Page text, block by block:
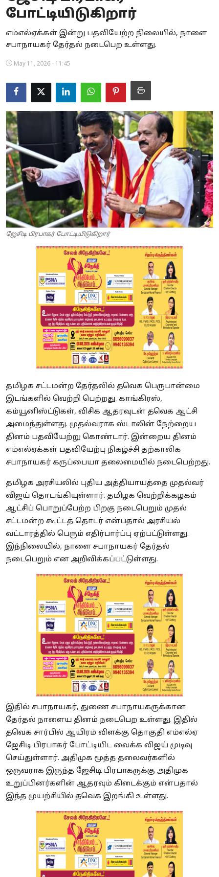
Business
Crime
Tamilnadu
World
Astrology
Spirituality
Weather
Politics
போட்டியிடுகிறார்
எம்எல்ஏக்கள் இன்று பதவியேற்ற நிலையில், நாளை
சபாநாயகர் தேர்தல் நடைபெற உள்ளது.
May 11, 2026 - 11:45
ஜேசிடி பிரபாகர் போட்டியிடுகிறார்
தமிழக சட்டமன்ற தேர்தலில் தவெக பெருபான்மை
இடங்களில் வெற்றி பெற்றது. காங்கிரஸ்,
கம்யூனிஸ்ட்டுகள், விசிக ஆதரவுடன் தவெக ஆட்சி
அமைந்துள்ளது. முதல்வராக ஸ்டாலின் நேற்றைய
தினம் பதவியேற்று கொண்டார். இன்றைய தினம்
எம்எல்ஏக்கள் பதவியேற்பு நிகழ்ச்சி தற்காலிக
சபாநாயகர் கருப்பையா தலைமையில் நடைபெற்றது.
தமிழக அரசியலில் புதிய அத்தியாயத்தை முதல்வர்
விஜய் தொடங்கியுள்ளார். தமிழக வெற்றிக்கழகம்
ஆட்சிப் பொறுப்பேற்ற பிறகு நடைபெறும் முதல்
சட்டமன்ற கூட்டத் தொடர் என்பதால் அரசியல்
வட்டாரத்தில் பெரும் எதிர்பார்ப்பு ஏற்பட்டுள்ளது.
இந்நிலையில், நாளை சபாநாயகர் தேர்தல்
நடைபெறும் என அறிவிக்கப்பட்டுள்ளது.
இதில் சபாநாயகர், துணை சபாநாயகருக்கான
தேர்தல் நாளைய தினம் நடைபெற உள்ளது. இதில்
தவெக சார்பில் ஆயிரம் விளக்கு தொகுதி எம்எல்ஏ
ஜேசிடி பிரபாகர் போட்டியிட வைக்க விஜய் முடிவு
செய்துள்ளார். அதிமுக மூத்த தலைவர்களில்
ஒருவராக இருந்த ஜேசிடி பிரபாகருக்கு அதிமுக
உறுப்பினர்களின் ஆதரவும் கிடைக்கும் என்பதால்
இந்த முயற்சியில் தவெக இறங்கி உள்ளது.